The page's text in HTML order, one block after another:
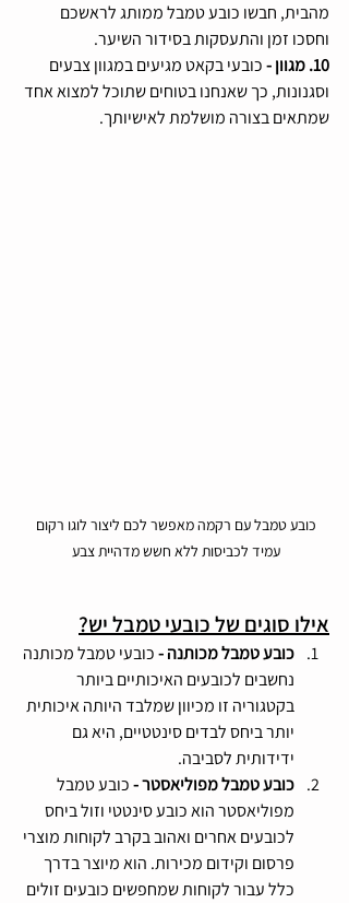
מהבית, חבשו כובע טמבל ממותג לראשכם
וחסכו זמן והתעסקות בסידור השיער.
10. מגוון -
כובעי בקאט מגיעים במגוון צבעים
וסגנונות, כך שאנחנו בטוחים שתוכל למצוא אחד
שמתאים בצורה מושלמת לאישיותך.
כובע טמבל עם רקמה מאפשר לכם ליצור לוגו רקום
עמיד לכביסות ללא חשש מדהיית צבע
אילו סוגים של כובעי טמבל יש?
כובע טמבל מכותנה - כובעי טמבל מכותנה
נחשבים לכובעים האיכותיים ביותר
בקטגוריה זו מכיוון שמלבד היותה איכותית
יותר ביחס לבדים סינטטיים, היא גם
ידידותית לסביבה.
כובע טמבל מפוליאסטר - כובע טמבל
מפוליאסטר הוא כובע סינטטי וזול ביחס
לכובעים אחרים ואהוב בקרב לקוחות מוצרי
פרסום וקידום מכירות. הוא מיוצר בדרך
כלל עבור לקוחות שמחפשים כובעים זולים